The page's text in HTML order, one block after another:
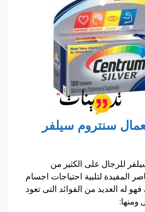
سنتروم سيلفر
للرجال على الكثير من
المفيدة لتلبية احتياجات اجسام
فهو له العديد من الفوائد التى تعود